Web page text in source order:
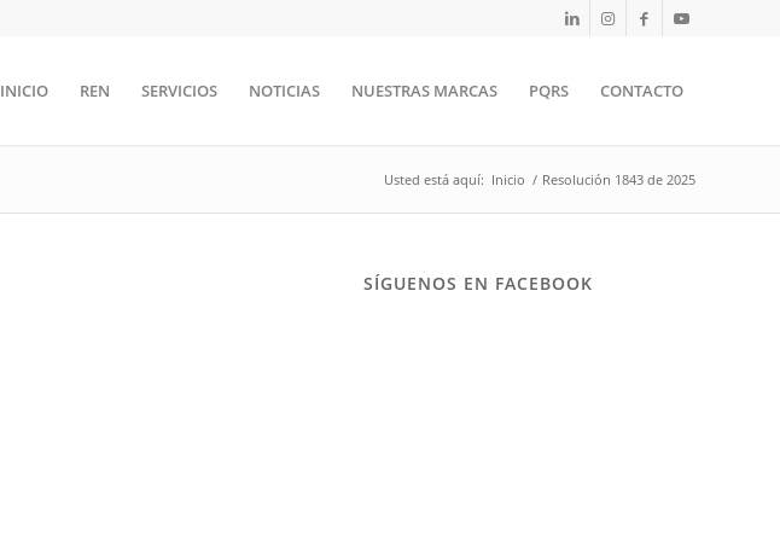
INICIO REN SERVICIOS NOTICIAS NUESTRAS MARCAS PQRS CONTACTO
Usted está aquí: Inicio / Resolución 1843 de 2025
SÍGUENOS EN FACEBOOK